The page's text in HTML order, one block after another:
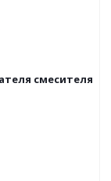
смесителя